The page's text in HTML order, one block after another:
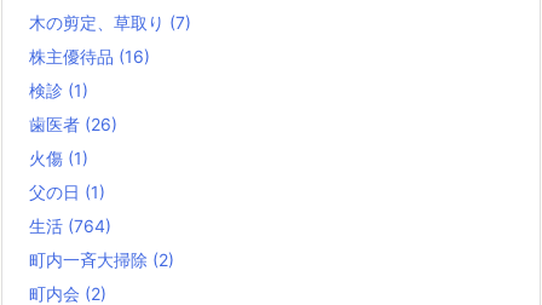
木の剪定、草取り (7)
株主優待品 (16)
検診 (1)
歯医者 (26)
火傷 (1)
父の日 (1)
生活 (764)
町内一斉大掃除 (2)
町内会 (2)